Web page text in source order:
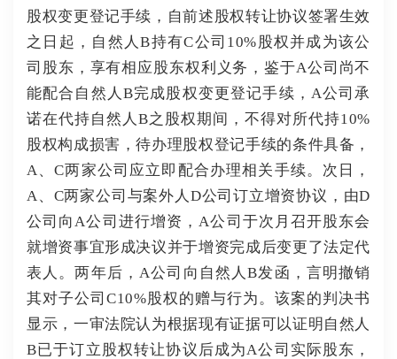
股权变更登记手续，自前述股权转让协议签署生效
之日起，自然人B持有C公司10%股权并成为该公
司股东，享有相应股东权利义务，鉴于A公司尚不
能配合自然人B完成股权变更登记手续，A公司承
诺在代持自然人B之股权期间，不得对所代持10%
股权构成损害，待办理股权登记手续的条件具备，
A、C两家公司应立即配合办理相关手续。次日，
A、C两家公司与案外人D公司订立增资协议，由D
公司向A公司进行增资，A公司于次月召开股东会
就增资事宜形成决议并于增资完成后变更了法定代
表人。两年后，A公司向自然人B发函，言明撤销
其对子公司C10%股权的赠与行为。该案的判决书
显示，一审法院认为根据现有证据可以证明自然人
B已于订立股权转让协议后成为A公司实际股东，